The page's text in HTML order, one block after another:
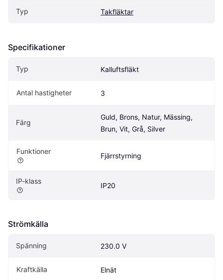
Typ Takfläktar
Specifikationer
Typ Kalluftsfläkt
Antal hastigheter 3
Färg
Guld, Brons, Natur, Mässing,
Brun, Vit, Grå, Silver
Funktioner
Fjärrstyrning
IP-klass
IP20
Strömkälla
Spänning 230.0 V
Kraftkälla Elnät